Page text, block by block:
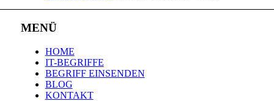
MENÜ
HOME
IT-BEGRIFFE
BEGRIFF EINSENDEN
BLOG
KONTAKT